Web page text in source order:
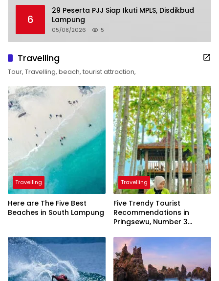
6
29 Peserta PJJ Siap Ikuti MPLS, Disdikbud
Lampung
05/08/2026 5
Travelling
Tour, Travelling, beach, tourist attraction,
Travelling
Here are The Five Best
Beaches in South Lampung
Travelling
Five Trendy Tourist
Recommendations in
Pringsewu, Number 3
President